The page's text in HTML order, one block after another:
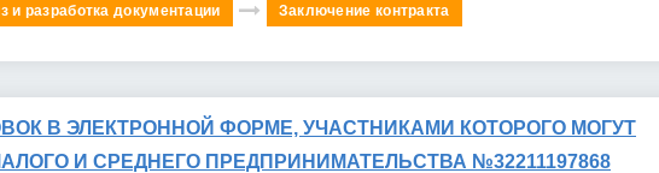
и разработка документации Заключение контракта
В ЭЛЕКТРОННОЙ ФОРМЕ, УЧАСТНИКАМИ КОТОРОГО МОГУТ
И СРЕДНЕГО ПРЕДПРИНИМАТЕЛЬСТВА №32211197868